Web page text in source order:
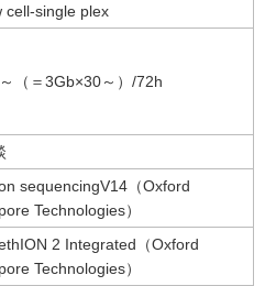
解析）
【データ解析・その他】
cell-single plex
（＝3Gb×30～）/72h
sequencingV14（Oxford
Technologies）
2 Integrated（Oxford
Technologies）